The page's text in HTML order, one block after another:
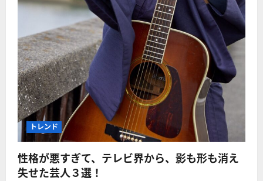
トレンド
性格が悪すぎて、テレビ界から、影も形も消え
失せた芸人３選！